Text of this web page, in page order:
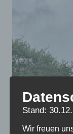
Stand:
Wir freuen